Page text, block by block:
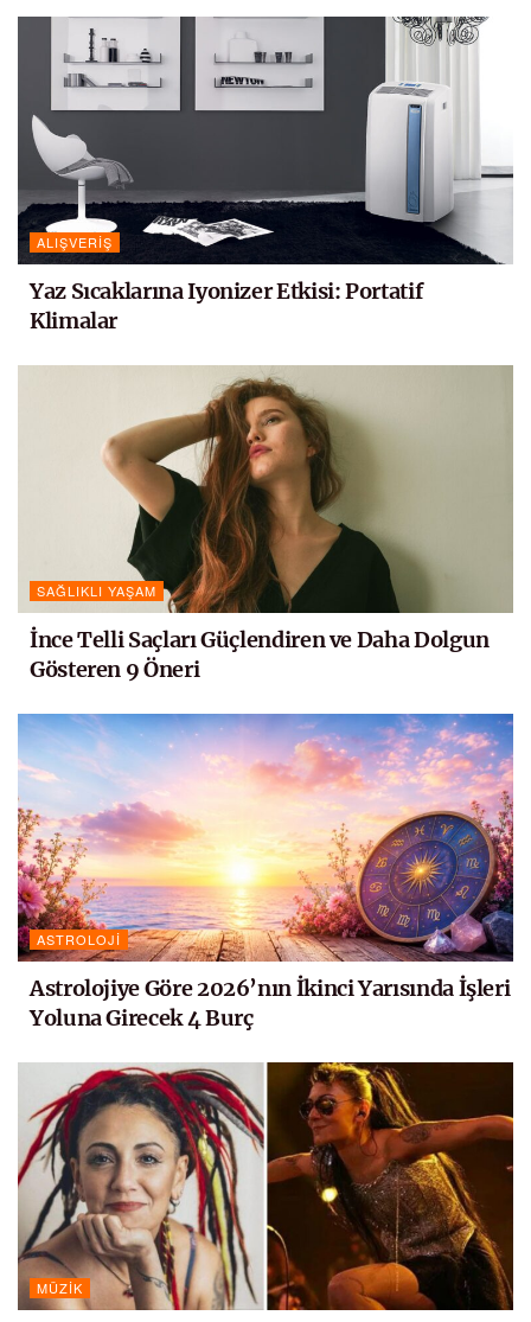
ALIŞVERIŞ
Yaz Sıcaklarına Iyonizer Etkisi: Portatif
Klimalar
SAĞLIKLI YAŞAM
İnce Telli Saçları Güçlendiren ve Daha Dolgun
Gösteren 9 Öneri
ASTROLOJI
Astrolojiye Göre 2026’nın İkinci Yarısında İşleri
Yoluna Girecek 4 Burç
MÜZIK